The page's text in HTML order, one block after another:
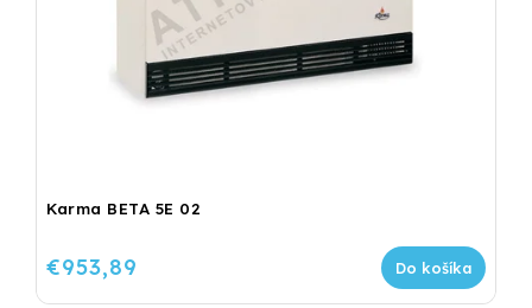
Karma BETA 5E 02
€953,89 Do košíka